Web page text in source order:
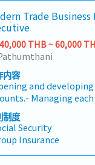
prospective and
from
to the production
Identifying and
Report to the
ริษัทและบริษัทในเครือผ่
ะเป็นมืออาชีพ- จัดเตรี
สำหรับลูกค้า- พัฒนายอ
การขายและเพิ่มส่วนแบ่
ธ์กับลูกค้าในทุกระดับภ
ตและลูกค้าที่มีอยู่ตั้งแต่
adjustment
fund
training and
costs, travel
depreciation
expenses
uniforms,
trip or annual
Trade
40,000 THB ~ 60,000
内容
and
Managing
buyer conversation
the first purchase
and turning them
sales.-
with
制度
Security
Insurance